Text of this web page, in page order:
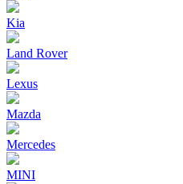
Kia
Land Rover
Lexus
Mazda
Mercedes
MINI